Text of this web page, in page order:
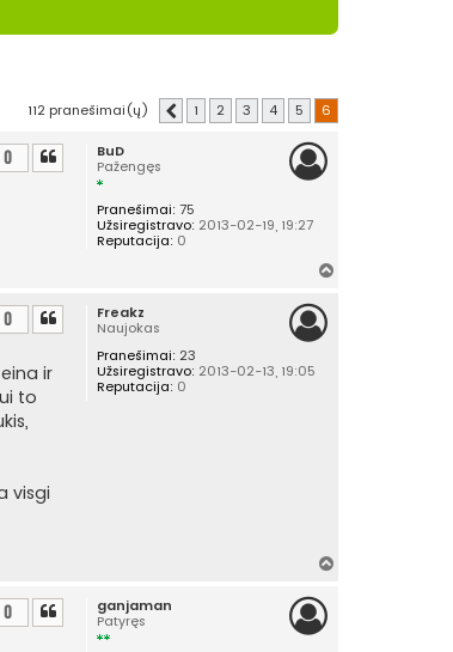
112 pranešimai(ų) Ankstesnis
1 2 3 4 5 6
BuD
Pažengęs
Pranešimai: 75
Užsiregistravo: 2013-02-19, 19:27
Reputacija: 0
0
Freakz
Naujokas
Pranešimai: 23
Užsiregistravo: 2013-02-13, 19:05
Reputacija: 0
0
ir
to
visgi
ganjaman
Patyręs
0